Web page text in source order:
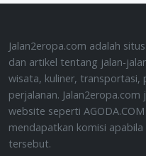
Jalan2eropa.com adalah
dan artikel tentang jalan-
wisata, kuliner, transportasi,
perjalanan.
website seperti
mendapatkan komisi
tersebut.